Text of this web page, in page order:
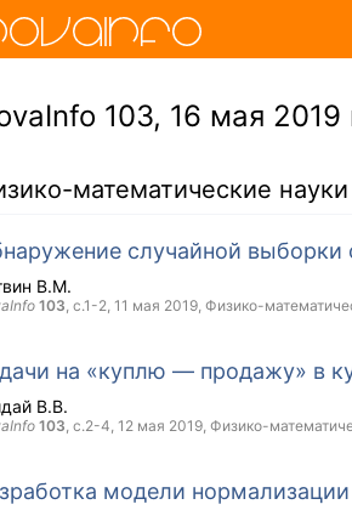
103, 16 мая 2019
математические науки
случайной выборки
В.М.
103, с.1-2, 11 мая 2019, Физико-
на «куплю — продажу» в
В.В.
103, с.2-4, 12 мая 2019, Физико-
модели